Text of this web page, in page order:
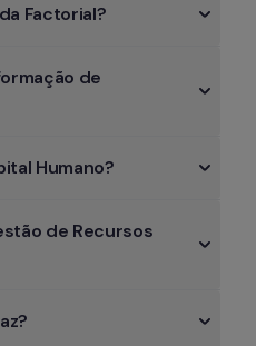
Factorial?
de
Humano?
de Recursos